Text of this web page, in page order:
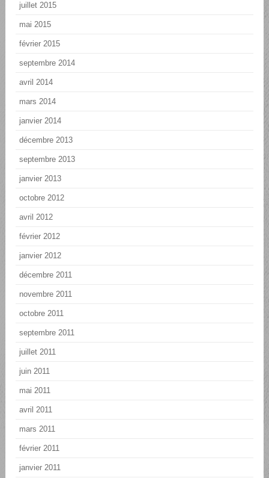
juillet 2015
mai 2015
février 2015
septembre 2014
avril 2014
mars 2014
janvier 2014
décembre 2013
septembre 2013
janvier 2013
octobre 2012
avril 2012
février 2012
janvier 2012
décembre 2011
novembre 2011
octobre 2011
septembre 2011
juillet 2011
juin 2011
mai 2011
avril 2011
mars 2011
février 2011
janvier 2011